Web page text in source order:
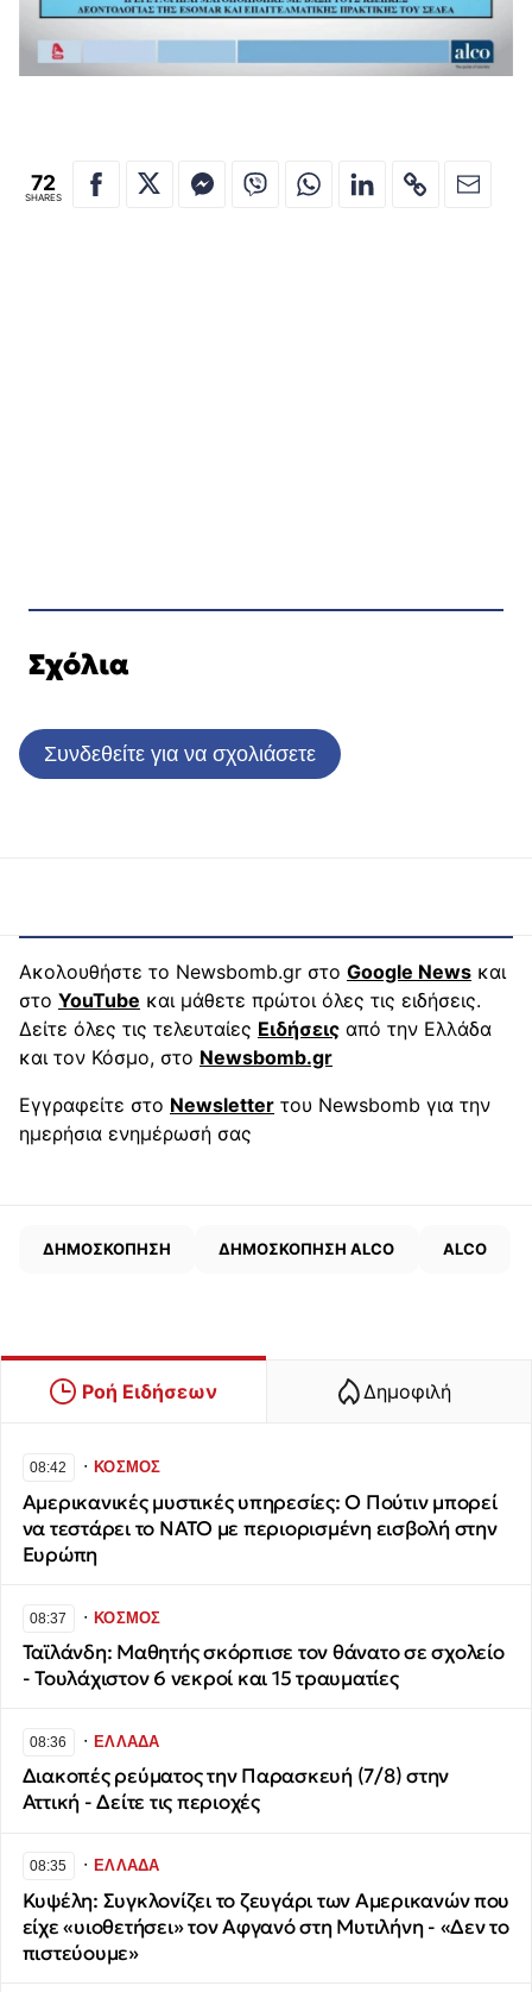
72
SHARES
Σχόλια
Συνδεθείτε για να σχολιάσετε
Ακολουθήστε το Newsbomb.gr στο Google News και
στο YouTube και μάθετε πρώτοι όλες τις ειδήσεις.
Δείτε όλες τις τελευταίες Ειδήσεις από την Ελλάδα
και τον Κόσμο, στο Newsbomb.gr
Εγγραφείτε στο Newsletter του Newsbomb για την
ημερήσια ενημέρωσή σας
ΔΗΜΟΣΚΟΠΗΣΗ ΔΗΜΟΣΚΟΠΗΣΗ ALCO ALCO
Ροή Ειδήσεων Δημοφιλή
08:42 ∙ΚΟΣΜΟΣ
Αμερικανικές μυστικές υπηρεσίες: Ο Πούτιν μπορεί
να τεστάρει το ΝΑΤΟ με περιορισμένη εισβολή στην
Ευρώπη
08:37 ∙ΚΟΣΜΟΣ
Ταϊλάνδη: Μαθητής σκόρπισε τον θάνατο σε σχολείο
- Τουλάχιστον 6 νεκροί και 15 τραυματίες
08:36 ∙ΕΛΛΑΔΑ
Διακοπές ρεύματος την Παρασκευή (7/8) στην
Αττική - Δείτε τις περιοχές
08:35 ∙ΕΛΛΑΔΑ
Κυψέλη: Συγκλονίζει το ζευγάρι των Αμερικανών που
είχε «υιοθετήσει» τον Αφγανό στη Μυτιλήνη - «Δεν το
πιστεύουμε»